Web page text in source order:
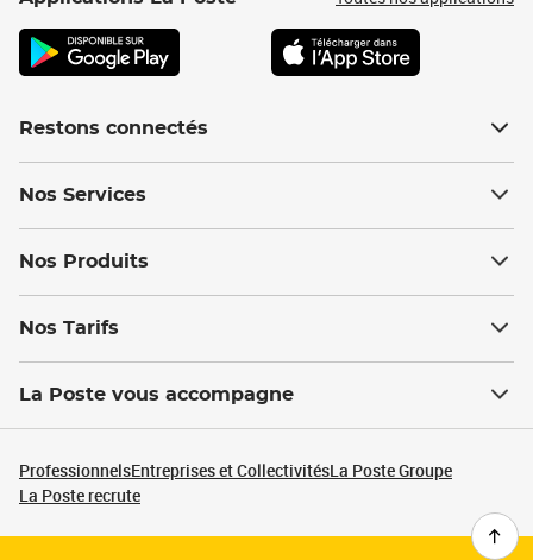
Restons connectés
Nos Services
Nos Produits
Nos Tarifs
La Poste vous accompagne
ProfessionnelsEntreprises et CollectivitésLa Poste Groupe
La Poste recrute